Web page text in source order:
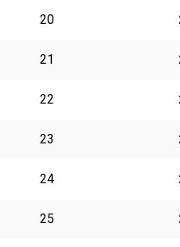
20
21
22
23
24
25